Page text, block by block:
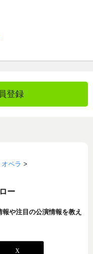
登録
ペラ >
ー
報や注目の公演情報を教え